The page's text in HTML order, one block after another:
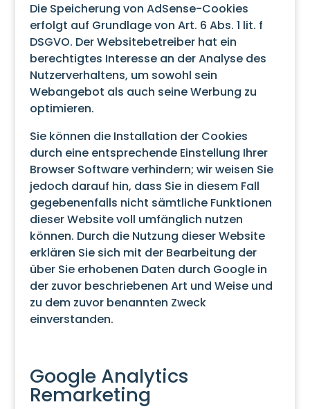
Die Speicherung von AdSense-Cookies
erfolgt auf Grundlage von Art. 6 Abs. 1 lit. f
DSGVO. Der Websitebetreiber hat ein
berechtigtes Interesse an der Analyse des
Nutzerverhaltens, um sowohl sein
Webangebot als auch seine Werbung zu
optimieren.
Sie können die Installation der Cookies
durch eine entsprechende Einstellung Ihrer
Browser Software verhindern; wir weisen Sie
jedoch darauf hin, dass Sie in diesem Fall
gegebenenfalls nicht sämtliche Funktionen
dieser Website voll umfänglich nutzen
können. Durch die Nutzung dieser Website
erklären Sie sich mit der Bearbeitung der
über Sie erhobenen Daten durch Google in
der zuvor beschriebenen Art und Weise und
zu dem zuvor benannten Zweck
einverstanden.
Google Analytics
Remarketing